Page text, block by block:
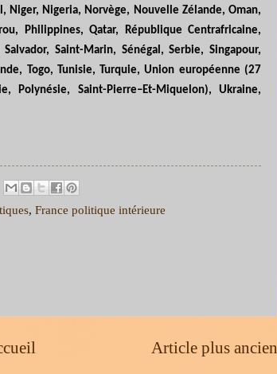
Nigeria, Norvège, Nouvelle Zélande, Oman,
Philippines, Qatar, République Centrafricaine,
Saint-Marin, Sénégal, Serbie, Singapour,
Togo, Tunisie, Turquie, Union européenne (27
Polynésie, Saint-Pierre–Et-Miquelon), Ukraine,
, France politique intérieure
Article plus ancien